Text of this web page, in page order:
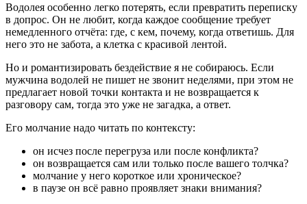
Водолея особенно легко потерять, если превратить переписку
в допрос. Он не любит, когда каждое сообщение требует
немедленного отчёта: где, с кем, почему, когда ответишь. Для
него это не забота, а клетка с красивой лентой.
Но и романтизировать бездействие я не собираюсь. Если
мужчина водолей не пишет не звонит неделями, при этом не
предлагает новой точки контакта и не возвращается к
разговору сам, тогда это уже не загадка, а ответ.
Его молчание надо читать по контексту:
он исчез после перегруза или после конфликта?
он возвращается сам или только после вашего толчка?
молчание у него короткое или хроническое?
в паузе он всё равно проявляет знаки внимания?